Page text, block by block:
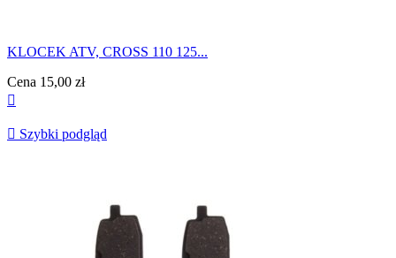
KLOCEK ATV, CROSS 110 125...
Cena 15,00 zł

 Szybki podgląd